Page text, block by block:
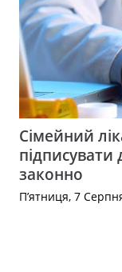
Сімейний
законно
П’ятниця, 7